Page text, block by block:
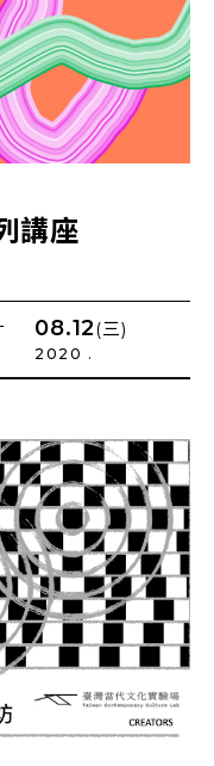
講座
08.12(三)
2020 .